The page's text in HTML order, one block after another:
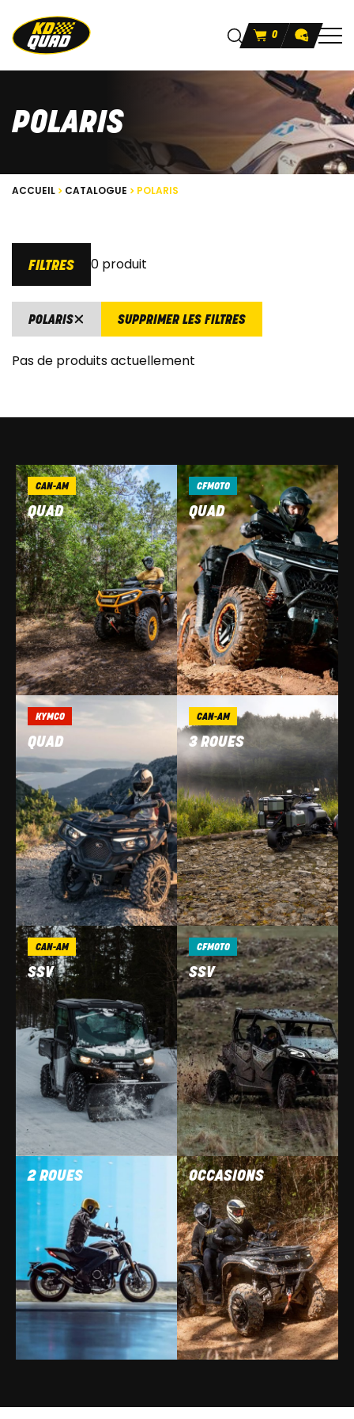
0
POLARIS
ACCUEIL CATALOGUE POLARIS
FILTRES 0 produit
POLARIS SUPPRIMER LES FILTRES
Pas de produits actuellement
CAN-AM
QUAD
CFMOTO
QUAD
KYMCO
QUAD
CAN-AM
3 ROUES
CAN-AM
SSV
CFMOTO
SSV
2 ROUES OCCASIONS